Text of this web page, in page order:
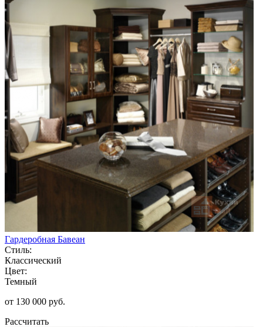
Гардеробная Бавеан
Стиль:
Классический
Цвет:
Темный
от 130 000 руб.
Рассчитать